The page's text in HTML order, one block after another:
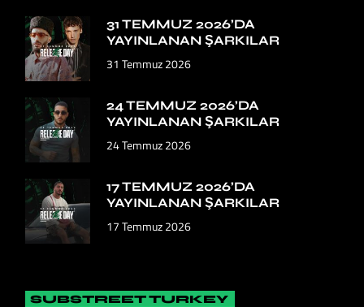
31 TEMMUZ 2026’DA
YAYINLANAN ŞARKILAR
31 Temmuz 2026
24 TEMMUZ 2026’DA
YAYINLANAN ŞARKILAR
24 Temmuz 2026
17 TEMMUZ 2026’DA
YAYINLANAN ŞARKILAR
17 Temmuz 2026
SUBSTREET TURKEY